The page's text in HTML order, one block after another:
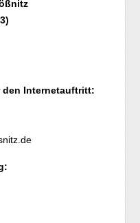
Internetauftritt: